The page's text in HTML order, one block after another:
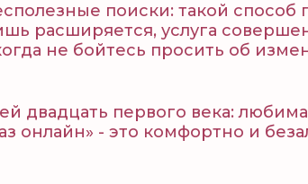
поиски: такой
расширяется, услуга
не бойтесь просить об
двадцать первого века:
онлайн» - это комфортно и